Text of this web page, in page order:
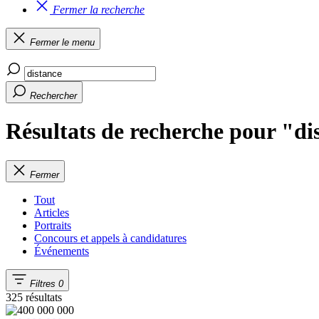
Fermer la recherche
Fermer le menu
Rechercher
Résultats de recherche pour
Fermer
Tout
Articles
Portraits
Concours et appels à candidatures
Événements
Filtres 0
325 résultats